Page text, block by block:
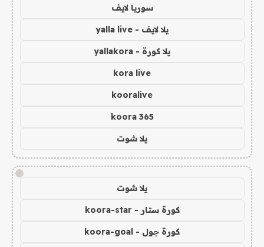
سوريا لايف
يلا لايف - yalla live
يلا كورة - yallakora
kora live
kooralive
koora 365
يلا شوت
!
يلا شوت
كورة ستار - koora-star
كورة جول - koora-goal